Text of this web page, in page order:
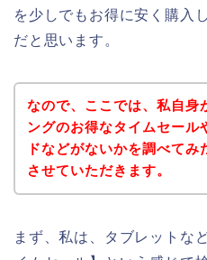
を少しでもお得に安く購入
だと思います。
なので、ここでは、私自身
ングのお得なタイムセール
ドなどがないかを調べてみ
させていただきます。
まず、私は、タブレットな